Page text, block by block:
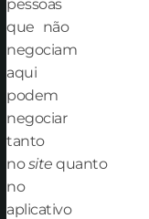
pessoas
que não
negociam
aqui
podem
negociar
tanto
nosite quanto
no
aplicativo